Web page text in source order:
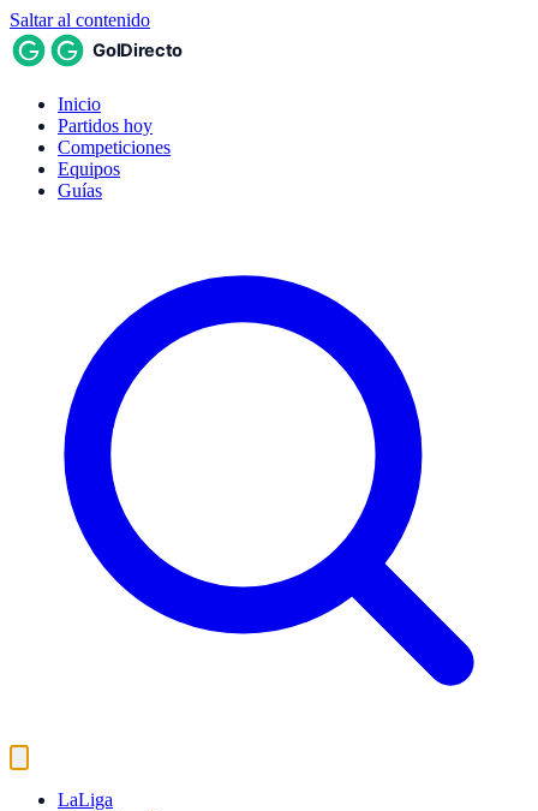
Saltar al contenido
Inicio
Partidos hoy
Competiciones
Equipos
Guías
LaLiga